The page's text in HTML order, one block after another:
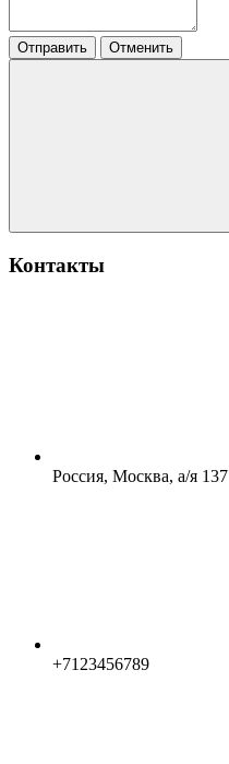
Отправить Отменить
Контакты
Россия, Москва, а/я 137
+7123456789